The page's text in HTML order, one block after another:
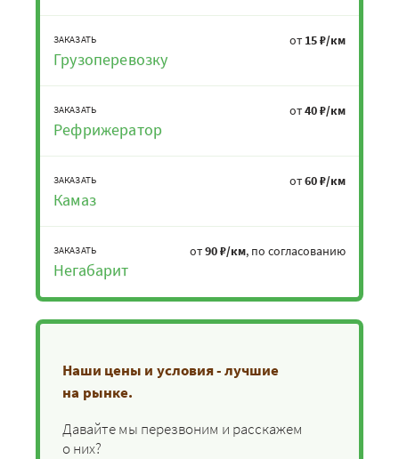
ЗАКАЗАТЬ
Грузоперевозку
от 15 ₽/км
ЗАКАЗАТЬ
Рефрижератор
от40 ₽/км
ЗАКАЗАТЬ
Камаз
от60 ₽/км
ЗАКАЗАТЬ
Негабарит
от90 ₽/км, по согласованию
Наши цены и условия - лучшие
на рынке.
Давайте мы перезвоним и расскажем
о них?